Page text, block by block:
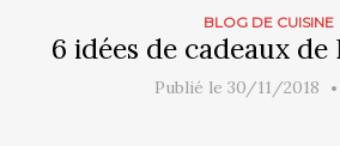
BLOG DE CUISINE
6 idées de cadeaux
Publié le 30/11/2018